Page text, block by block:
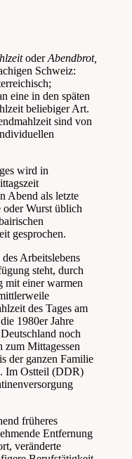
oderAbendbrot,
Schweiz:
eine in den späten
beliebiger Art.
sind von
wird in
Abend als letzte
Wurst üblich
gesprochen.
Arbeitslebens
steht, durch
mit einer warmen
des Tages am
1980er Jahre
noch
zum Mittagessen
der ganzen Familie
Im Ostteil (DDR)
früheres
Entfernung
veränderte